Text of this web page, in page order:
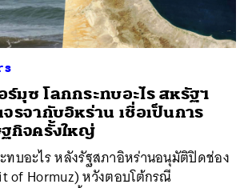
มุซ โลกกระทบอะไร สหรัฐฯ
จรจากับอิหร่าน เชื่อเป็นการ
ฐกิจครั้งใหญ่
ทบอะไร หลังรัฐสภาอิหร่านอนุมัติปิดช่อง
of Hormuz) หวังตอบโต้กรณี